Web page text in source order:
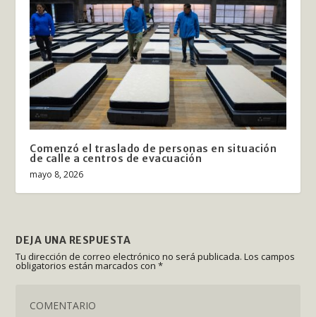
Comenzó el traslado de personas en situación
de calle a centros de evacuación
mayo 8, 2026
DEJA UNA RESPUESTA
Tu dirección de correo electrónico no será publicada. Los campos
obligatorios están marcados con*